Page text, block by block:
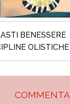
ASTI BENESSERE
OLISTICHE
COMMENTA